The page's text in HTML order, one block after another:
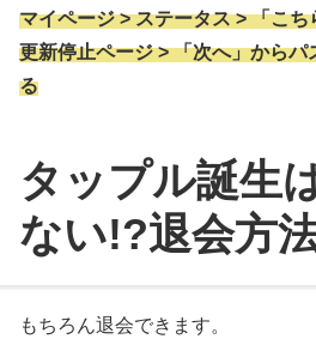
マイページ > ステータス > 「こ
更新停止ページ > 「次へ」からパ
る
タップル誕生
ない!?退会方
もちろん退会できます。